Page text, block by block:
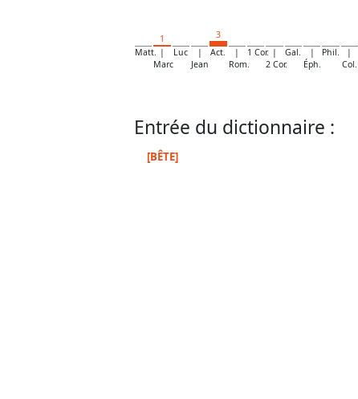
Matt.
1
|
Marc
Luc
|
Jean
3
Act.
|
Rom.
1 Cor. |
2 Cor.
Gal.
|
Éph.
Phil.
|
Col.
Entrée du dictionnaire :
[BÊTE]